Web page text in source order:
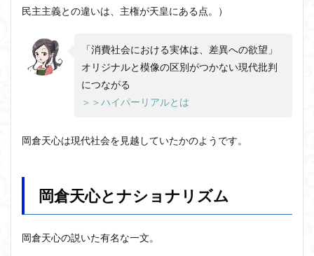
民主主義との違いは、主権が天皇にある点。）
「消費社会における実体は、差異への欲望 」
オリジナルと模像の区別がつかない現代批判
につながる
＞＞ハイパーリアルとは
岡倉天心は現代社会を見越していたかのようです。
岡倉天心とナショナリズム
岡倉天心の説いた有名な一文。